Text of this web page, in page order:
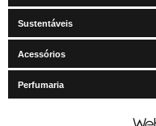
Sustentáveis
Acessórios
Perfumaria